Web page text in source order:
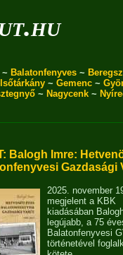
~ Balatonfenyves ~
~ Gemenc ~
~ Nagycenk ~
Balogh Imre:
Gazdasági
2025. november
megjelent a KBK
kiadásában
legújabb, a 75
Balatonfenyvesi
történetével